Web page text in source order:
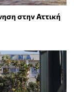
στην Αττική